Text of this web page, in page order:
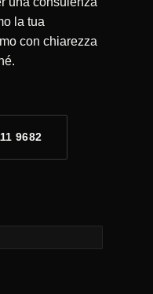
la tua
con chiarezza
9682